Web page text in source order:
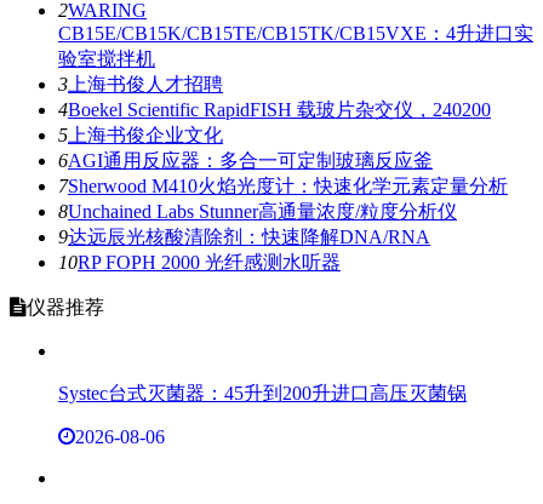
国产超声测试设备迎来重要进展。ACT MAPPER声学校准测
试三维调控平台(型号HP-CHN3150)近日完成HIFU换能……...
今日仪器
德国Raytrix三维光场相机(3D相机)-四維光场技
术
及网络化时代，数据流通快速，相机将快速进入光场相
出……
Raytrix, 进口光场相机